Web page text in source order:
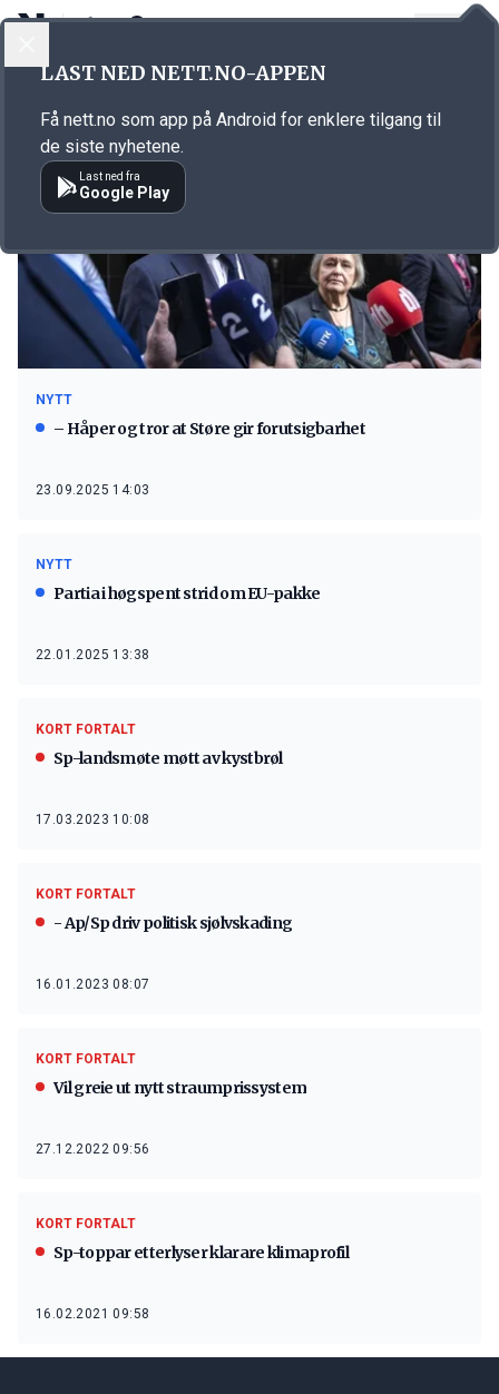
Emne: Sp
NYTT
– Håper og tror at Støre gir forutsigbarhet
23.09.2025 14:03
NYTT
Partia i høgspent strid om EU-pakke
22.01.2025 13:38
KORT FORTALT
Sp-landsmøte møtt av kystbrøl
17.03.2023 10:08
KORT FORTALT
- Ap/Sp driv politisk sjølvskading
16.01.2023 08:07
KORT FORTALT
Vil greie ut nytt straumprissystem
27.12.2022 09:56
KORT FORTALT
Sp-toppar etterlyser klarare klimaprofil
16.02.2021 09:58
LAST NED NETT.NO-APPEN
Få nett.no som app på Android for enklere tilgang til
de siste nyhetene.
Last ned fra
Google Play